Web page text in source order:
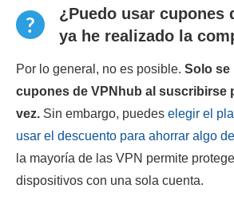
¿Puedo usar cupones
ya he realizado la
Por lo general, no es posible. Solo se
cupones de VPNhub al suscribirse
vez. Sin embargo, puedes elegir el
usar el descuento para ahorrar algo
la mayoría de las VPN permite
dispositivos con una sola cuenta.